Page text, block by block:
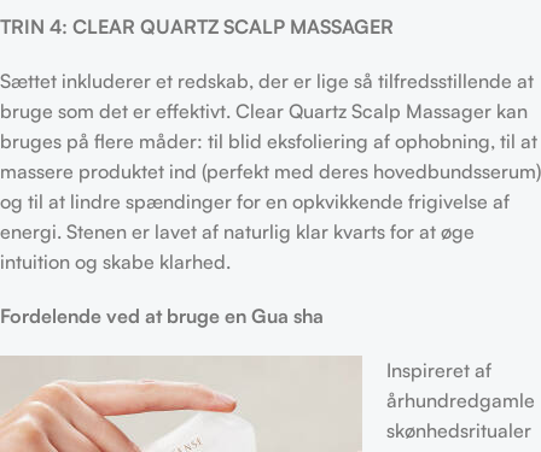
TRIN 4: CLEAR QUARTZ SCALP MASSAGER
Sættet inkluderer et redskab, der er lige så tilfredsstillende at
bruge som det er effektivt. Clear Quartz Scalp Massager kan
bruges på flere måder: til blid eksfoliering af ophobning, til at
massere produktet ind (perfekt med deres hovedbundsserum)
og til at lindre spændinger for en opkvikkende frigivelse af
energi. Stenen er lavet af naturlig klar kvarts for at øge
intuition og skabe klarhed.
Fordelende ved at bruge en Gua sha
Inspireret af
århundredgamle
skønhedsritualer